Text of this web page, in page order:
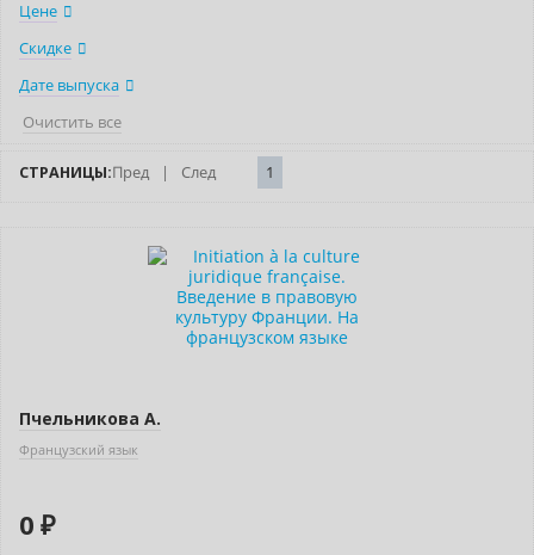
Цене
Скидке
Дате выпуска
Очистить все
СТРАНИЦЫ:Пред | След 1
Пчельникова А.
Французский язык
0 ₽